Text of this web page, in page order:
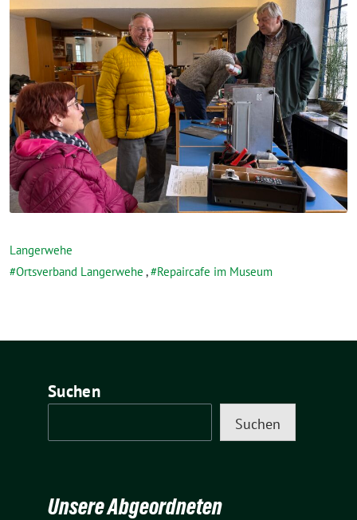
Langerwehe
Ortsverband Langerwehe , Repaircafe im Museum
Suchen
Suchen
Unsere Abgeordneten